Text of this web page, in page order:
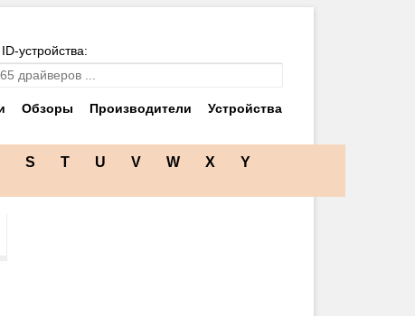
устройства:
Обзоры Производители Устройства
S T U V W X
Y